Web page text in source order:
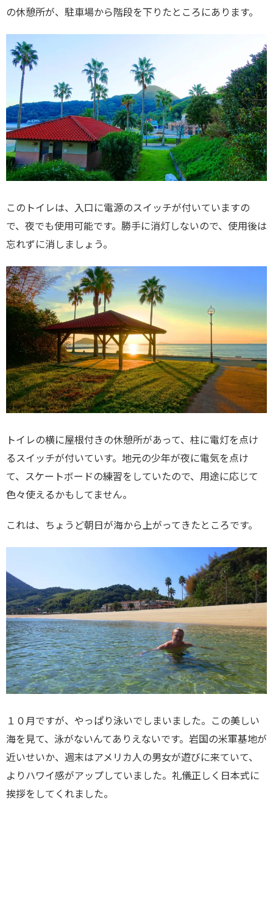
の休憩所が、駐車場から階段を下りたところにあります。
このトイレは、入口に電源のスイッチが付いていますの
で、夜でも使用可能です。勝手に消灯しないので、使用後は
忘れずに消しましょう。
トイレの横に屋根付きの休憩所があって、柱に電灯を点け
るスイッチが付いていす。地元の少年が夜に電気を点け
て、スケートボードの練習をしていたので、用途に応じて
色々使えるかもしてません。
これは、ちょうど朝日が海から上がってきたところです。
１０月ですが、やっぱり泳いでしまいました。この美しい
海を見て、泳がないんてありえないです。岩国の米軍基地が
近いせいか、週末はアメリカ人の男女が遊びに来ていて、
よりハワイ感がアップしていました。礼儀正しく日本式に
挨拶をしてくれました。